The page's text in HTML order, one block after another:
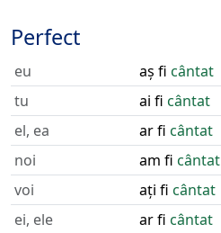
Perfect
eu aș fi cântat
tu
ai fi cântat
el, ea
ar fi cântat
noi
am fi cântat
voi
ați fi cântat
ei, ele
ar fi cântat